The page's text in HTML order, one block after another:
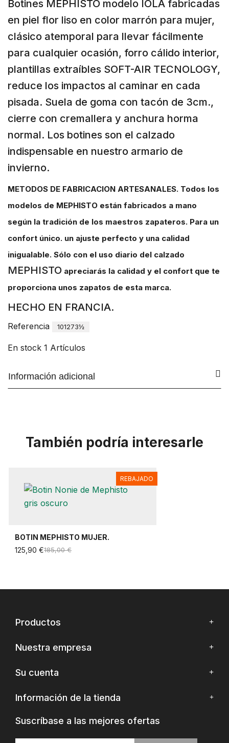
Botines MEPHISTO modelo IOLA fabricadas
en piel flor liso en color marrón para mujer,
clásico atemporal para llevar fácilmente
para cualquier ocasión, forro cálido interior,
plantillas extraíbles SOFT-AIR TECNOLOGY,
reduce los impactos al caminar en cada
pisada. Suela de goma con tacón de 3cm.,
cierre con cremallera y anchura horma
normal. Los botines son el calzado
indispensable en nuestro armario de
invierno.
METODOS DE FABRICACION ARTESANALES. Todos los
modelos de MEPHISTO están fabricados a mano
según la tradición de los maestros zapateros. Para un
confort único. un ajuste perfecto y una calidad
inigualable. Sólo con el uso diario del calzado
MEPHISTO apreciarás la calidad y el confort que te
proporciona unos zapatos de esta marca.
HECHO EN FRANCIA.
Referencia 101273½
En stock 1 Artículos
Información adicional
También podría interesarle
BOTIN MEPHISTO MUJER.
125,90 €185,00 €
REBAJADO
Productos
Nuestra empresa
Su cuenta
Información de la tienda
Suscríbase a las mejores ofertas